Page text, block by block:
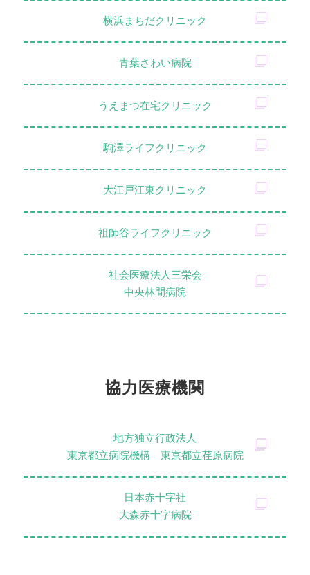
横浜まちだクリニック
青葉さわい病院
うえまつ在宅クリニック
駒澤ライフクリニック
大江戸江東クリニック
祖師谷ライフクリニック
社会医療法⼈三栄会
中央林間病院
協力医療機関
地方独立行政法人
東京都立病院機構 東京都立荏原病院
日本赤十字社
大森赤十字病院